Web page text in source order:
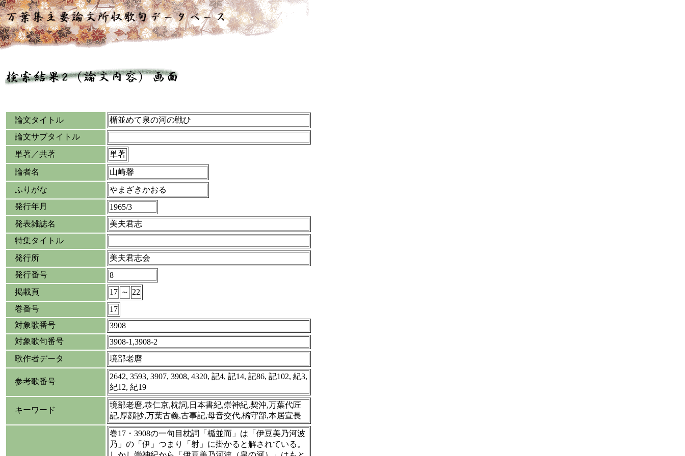
論文タイトル
楯並めて泉の河の戦ひ
論文サブタイトル
単著／共著
単著
論者名 山崎馨
ふりがな
やまざきかおる
発行年月
1965/3
発表雑誌名
美夫君志
特集タイトル
発行所
美夫君志会
発行番号
8
掲載頁
17 ～ 22
巻番号
17
対象歌番号
3908
対象歌句番号
3908-1,3908-2
歌作者データ
境部老麿
参考歌番号
2642, 3593, 3907, 3908, 4320, 記4, 記14, 記86, 記102, 紀3,
紀12, 紀19
キーワード
境部老麿,恭仁京,枕詞,日本書紀,崇神紀,契沖,万葉代匠
記,厚顔抄,万葉古義,古事記,母音交代,橘守部,本居宣長
巻17・3908の一句目枕詞「楯並而」は「伊豆美乃河波
乃」の「伊」つまり「射」に掛かると解されている。